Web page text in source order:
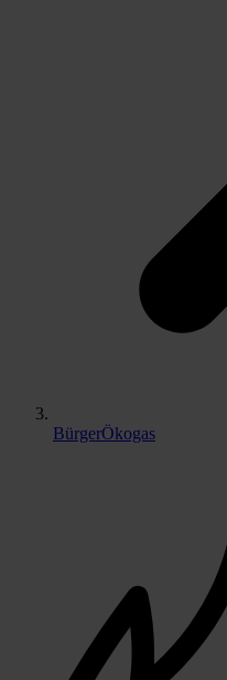
BürgerÖkogas